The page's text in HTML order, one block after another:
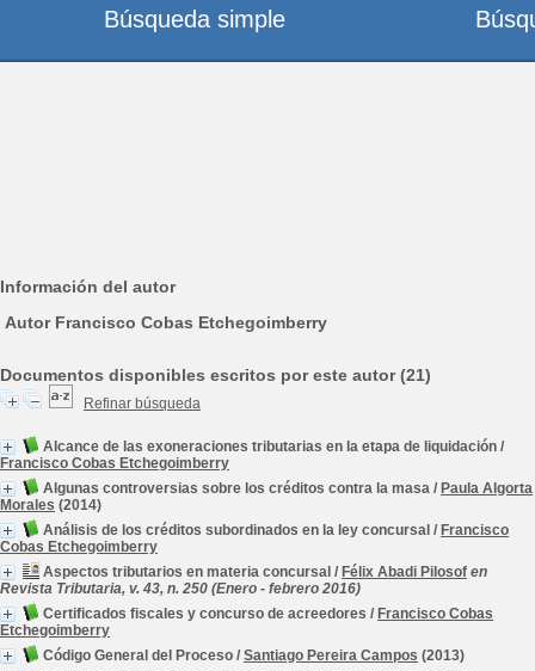
Información del autor
Autor Francisco Cobas Etchegoimberry
Documentos disponibles escritos por este autor (21)
Refinar búsqueda
Alcance de las exoneraciones tributarias en la etapa de liquidación /
Francisco Cobas Etchegoimberry
Algunas controversias sobre los créditos contra la masa / Paula Algorta
Morales (2014)
Análisis de los créditos subordinados en la ley concursal / Francisco
Cobas Etchegoimberry
Aspectos tributarios en materia concursal / Félix Abadi Pilosof en
Revista Tributaria, v. 43, n. 250 (Enero - febrero 2016)
Certificados fiscales y concurso de acreedores / Francisco Cobas
Etchegoimberry
Código General del Proceso / Santiago Pereira Campos (2013)
Búsqueda simple